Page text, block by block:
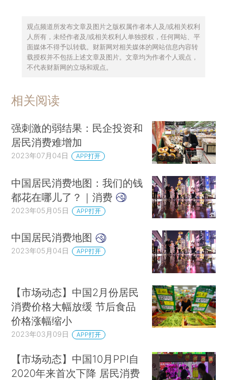
观点频道所发布文章及图片之版权属作者本人及/或相关权利
人所有，未经作者及/或相关权利人单独授权，任何网站、平
面媒体不得予以转载。财新网对相关媒体的网站信息内容转
载授权并不包括上述文章及图片。文章均为作者个人观点，
不代表财新网的立场和观点。
相关阅读
强刺激的弱结果：民企投资和
居民消费难增加
2023年07月04日 APP打开
中国居民消费地图：我们的钱
都花在哪儿了？｜消费
2023年05月05日 APP打开
中国居民消费地图
2023年05月04日 APP打开
【市场动态】中国2月份居民
消费价格大幅放缓 节后食品
价格涨幅缩小
2023年03月09日 APP打开
【市场动态】中国10月PPI自
2020年来首次下降 居民消费